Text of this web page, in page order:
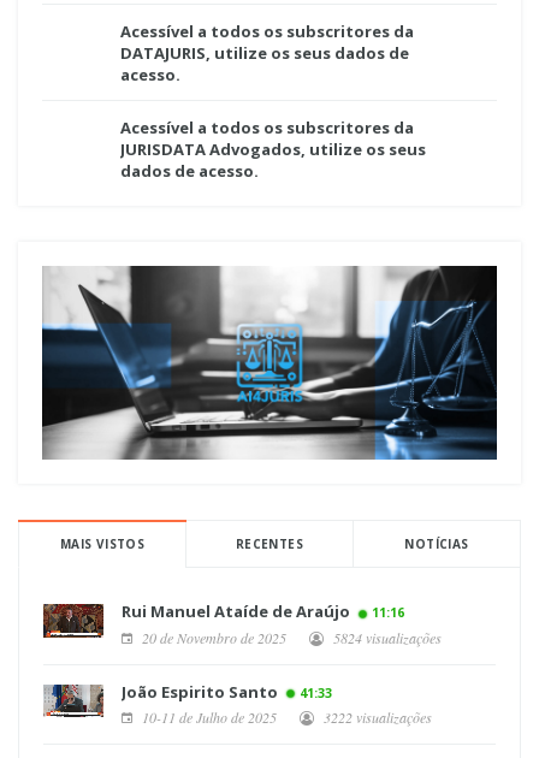
Acessível a todos os subscritores da
DATAJURIS, utilize os seus dados de
acesso.
Acessível a todos os subscritores da
JURISDATA Advogados, utilize os seus
dados de acesso.
MAIS VISTOS RECENTES NOTÍCIAS
Rui Manuel Ataíde de Araújo 11:16
20 de Novembro de 2025 5824 visualizações
João Espirito Santo 41:33
10-11 de Julho de 2025 3222 visualizações